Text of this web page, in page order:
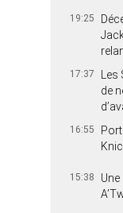
19:25
17:37
de
16:55
15:38